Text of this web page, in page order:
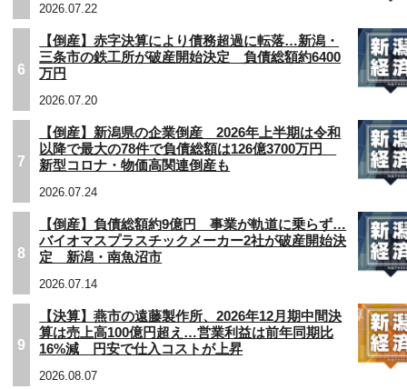
2026.07.22
6
【倒産】赤字決算により債務超過に転落…新潟・
三条市の鉄工所が破産開始決定 負債総額約6400
万円
2026.07.20
7
【倒産】新潟県の企業倒産 2026年上半期は令和
以降で最大の78件で負債総額は126億3700万円
新型コロナ・物価高関連倒産も
2026.07.24
8
【倒産】負債総額約9億円 事業が軌道に乗らず…
バイオマスプラスチックメーカー2社が破産開始決
定 新潟・南魚沼市
2026.07.14
9
【決算】燕市の遠藤製作所、2026年12月期中間決
算は売上高100億円超え…営業利益は前年同期比
16%減 円安で仕入コストが上昇
2026.08.07